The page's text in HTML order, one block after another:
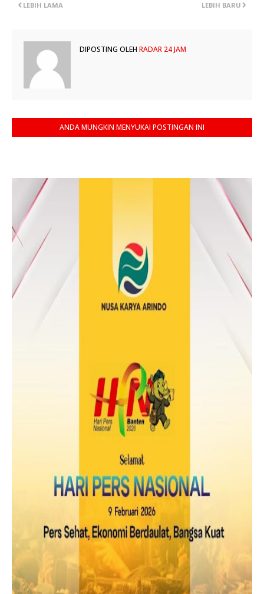
LEBIH BARU
LEBIH LAMA
DIPOSTING OLEH RADAR 24 JAM
ANDA MUNGKIN MENYUKAI POSTINGAN INI